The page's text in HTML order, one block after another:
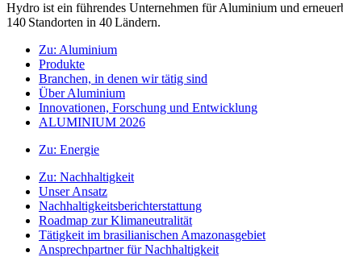
Hydro ist ein führendes Unternehmen für Aluminium und
140 Standorten in 40 Ländern.
Zu: Aluminium
Produkte
Branchen, in denen wir tätig sind
Über Aluminium
Innovationen, Forschung und Entwicklung
ALUMINIUM 2026
Zu: Energie
Zu: Nachhaltigkeit
Unser Ansatz
Nachhaltigkeitsberichterstattung
Roadmap zur Klimaneutralität
Tätigkeit im brasilianischen Amazonasgebiet
Ansprechpartner für Nachhaltigkeit